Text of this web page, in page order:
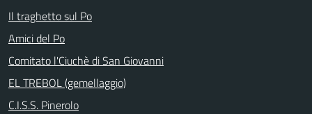
Il traghetto sul Po
Amici del Po
Comitato l'Ciuchè di San Giovanni
EL TREBOL (gemellaggio)
C.I.S.S. Pinerolo